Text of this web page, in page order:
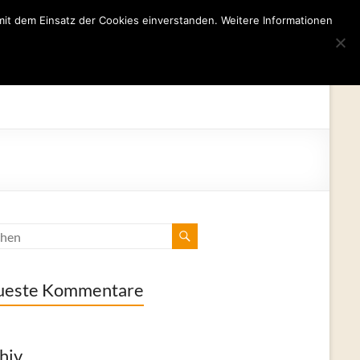
Kommentare
dem Einsatz der Cookies einverstanden. Weitere Informationen